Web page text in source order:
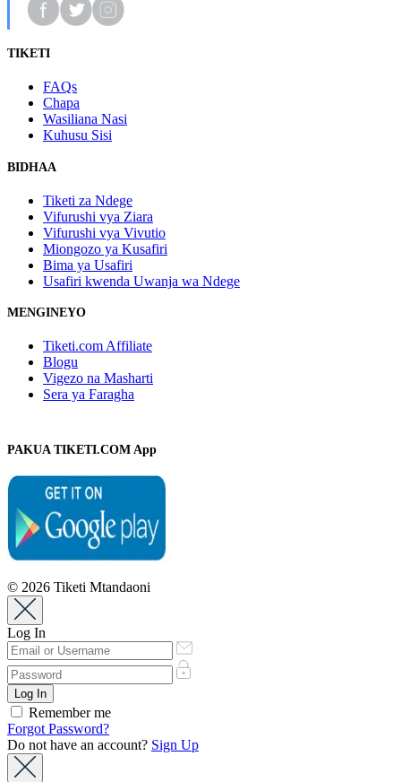
TIKETI
FAQs
Chapa
Wasiliana Nasi
Kuhusu Sisi
BIDHAA
Tiketi za Ndege
Vifurushi vya Ziara
Vifurushi vya Vivutio
Miongozo ya Kusafiri
Bima ya Usafiri
Usafiri kwenda Uwanja wa Ndege
MENGINEYO
Tiketi.com Affiliate
Blogu
Vigezo na Masharti
Sera ya Faragha
PAKUA TIKETI.COM App
© 2026 Tiketi Mtandaoni
Log In
Remember me
Forgot Password?
Do not have an account? Sign Up